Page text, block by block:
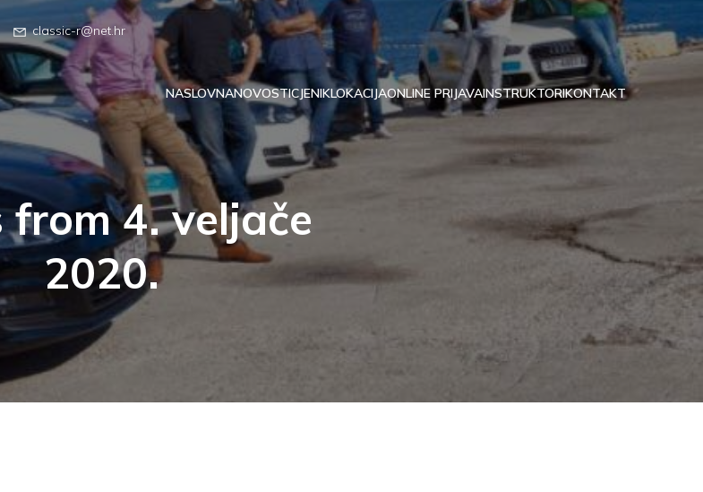
classic-r@net.hr
NASLOVNANOVOSTICJENIKLOKACIJAONLINE PRIJAVAINSTRUKTORIKONTAKT
from 4. veljače
2020.